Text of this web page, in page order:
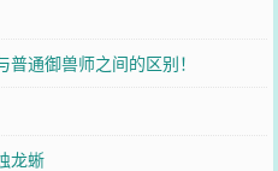
通御兽师之间的区别！
龙蜥